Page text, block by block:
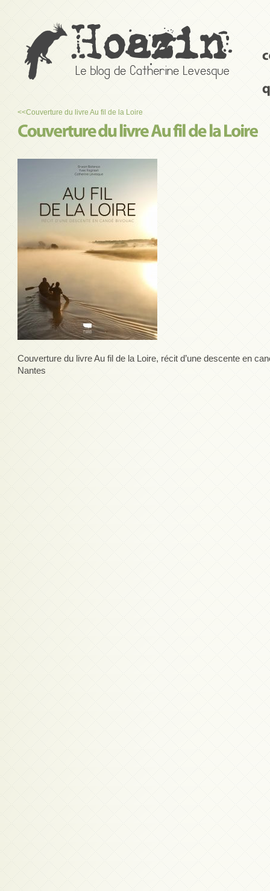
<<Couverture du livre Au fil de la Loire
Couverture du livre Au fil de la Loire, récit d’une descente en
Nantes